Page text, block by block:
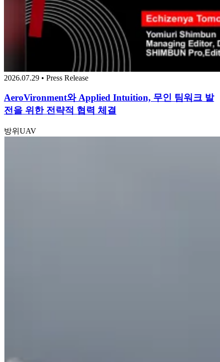
2026.07.29 • Press Release
AeroVironment와 Applied Intuition, 무인 팀워크 발
전을 위한 전략적 협력 체결
방위 UAV